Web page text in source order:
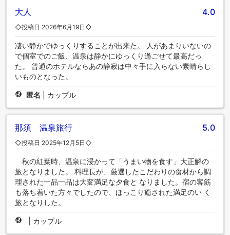
大人 4.0
◇投稿日 2026年6月19日◇
凄い静かでゆっくりすることが出来た。 人があまりいないの
で個室でのご飯、温泉は静かにゆっくり過ごせて最高だっ
た。 普通のホテルならあの静寂は中々手に入らない素晴らし
いものとなった。
匿名 カップル
那須 温泉旅行 5.0
◇投稿日 2025年12月5日◇
秋の紅葉時、温泉に浸かって「うまい物を食す」大正解の
旅となりました。 料理長が、厳選したこだわりの食材から調
理された一品一品は大変満足な夕食と なりました。宿の客筋
も落ち着いた方々でしたので、ほっこり癒された満足のい く
旅となりした。
カップル